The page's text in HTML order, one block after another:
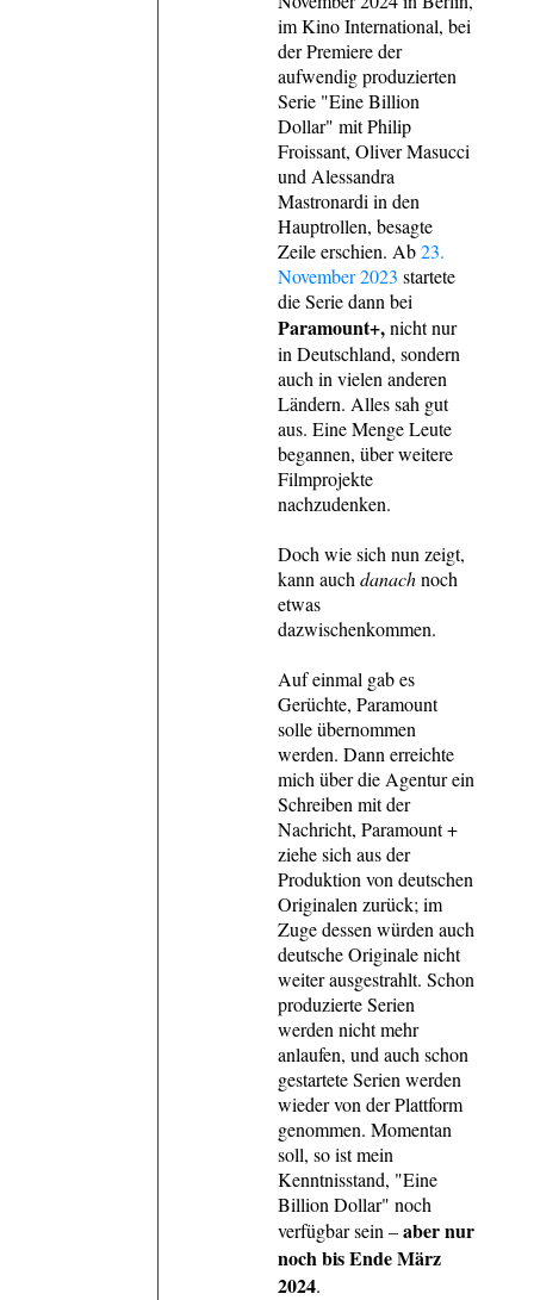
im Kino International, bei
der Premiere der
aufwendig produzierten
Serie "Eine Billion
Dollar" mit Philip
Froissant, Oliver Masucci
und Alessandra
Mastronardi in den
Hauptrollen, besagte
Zeile erschien. Ab23.
November 2023 startete
die Serie dann bei
Paramount+,nicht nur
in Deutschland, sondern
auch in vielen anderen
Ländern. Alles sah gut
aus. Eine Menge Leute
begannen, über weitere
Filmprojekte
nachzudenken.
Doch wie sich nun zeigt,
kann auch danach noch
etwas
dazwischenkommen.
Auf einmal gab es
Gerüchte, Paramount
solle übernommen
werden. Dann erreichte
mich über die Agentur ein
Schreiben mit der
Nachricht, Paramount +
ziehe sich aus der
Produktion von deutschen
Originalen zurück; im
Zuge dessen würden auch
deutsche Originale nicht
weiter ausgestrahlt. Schon
produzierte Serien
werden nicht mehr
anlaufen, und auch schon
gestartete Serien werden
wieder von der Plattform
genommen. Momentan
soll, so ist mein
Kenntnisstand, "Eine
Billion Dollar" noch
verfügbar sein –aber nur
noch bis Ende März
2024.